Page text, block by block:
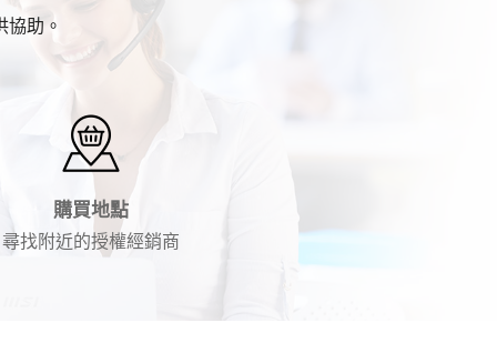
助。
購買地點
尋找附近的授權經銷商